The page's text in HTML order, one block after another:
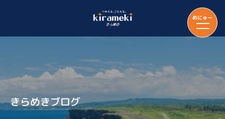
めにゅー
きらめきブログ